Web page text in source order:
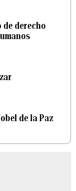
derecho
de la Paz